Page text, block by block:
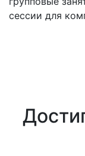
сессии для